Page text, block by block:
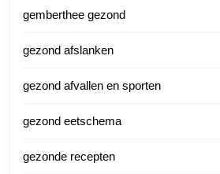
gemberthee gezond
gezond afslanken
gezond afvallen en sporten
gezond eetschema
gezonde recepten